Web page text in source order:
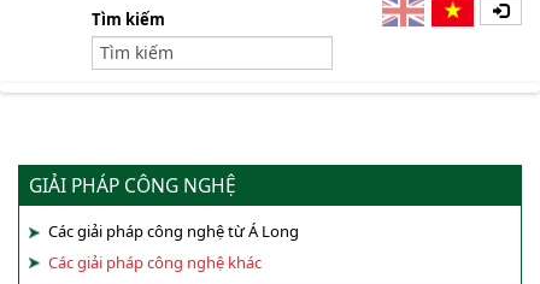
Tìm kiếm
GIẢI PHÁP CÔNG NGHỆ
Các giải pháp công nghệ từ Á Long
Các giải pháp công nghệ khác